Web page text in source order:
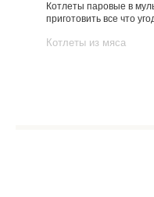
Котлеты паровые в
приготовить все что
Котлеты из мяса